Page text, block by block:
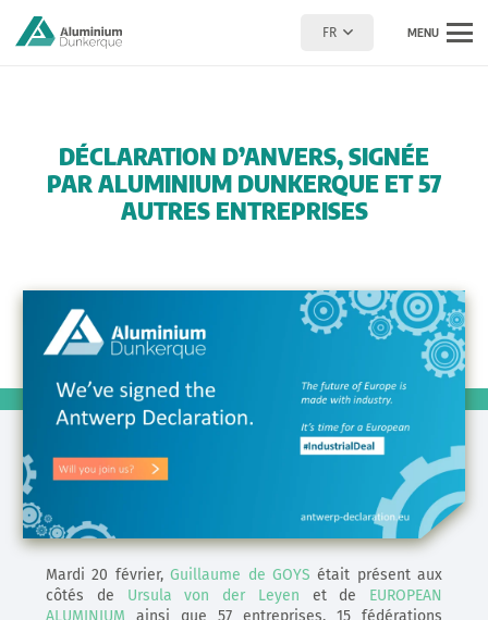
FR MENU
DÉCLARATION D’ANVERS, SIGNÉE
PAR ALUMINIUM DUNKERQUE ET 57
AUTRES ENTREPRISES
Mardi 20 février,Guillaume de GOYS était présent aux
côtés de Ursula von der Leyen et de EUROPEAN
ALUMINIUM ainsi que 57 entreprises, 15 fédérations